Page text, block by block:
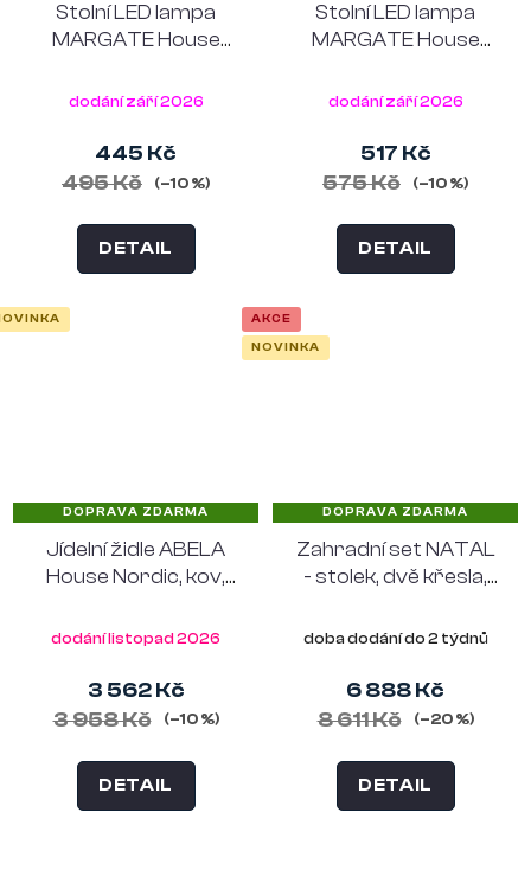
Stolní LED lampa
MARGATE House
hnědá
dodání září 2026
445 Kč
495 Kč
(–10 %)
DETAIL
Stolní LED lampa
MARGATE House
červená
dodání září 2026
517 Kč
575 Kč
(–10 %)
DETAIL
DOPRAVA ZDARMA
Jídelní židle ABELA
House Nordic, kov,
polyratan, písková
dodání listopad 2026
3 562 Kč
3 958 Kč
(–10 %)
DETAIL
AKCE
NOVINKA
DOPRAVA ZDARMA
Zahradní set NATAL
- stolek, dvě křesla,
doba dodání do 2 týdnů
6 888 Kč
8 611 Kč
(–20 %)
DETAIL